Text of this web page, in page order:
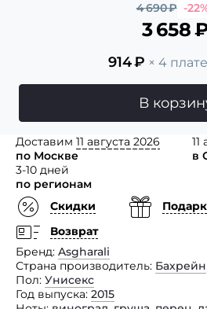
4 690₽ -
3 658
914₽ × 4
В
Доставим 11 августа 2026
по Москве
11
в
3-10 дней
по регионам
Скидки
Возврат
Бренд Asgharali
Страна производитель Бахрейн
Пол Унисекс
Год выпуска 2015